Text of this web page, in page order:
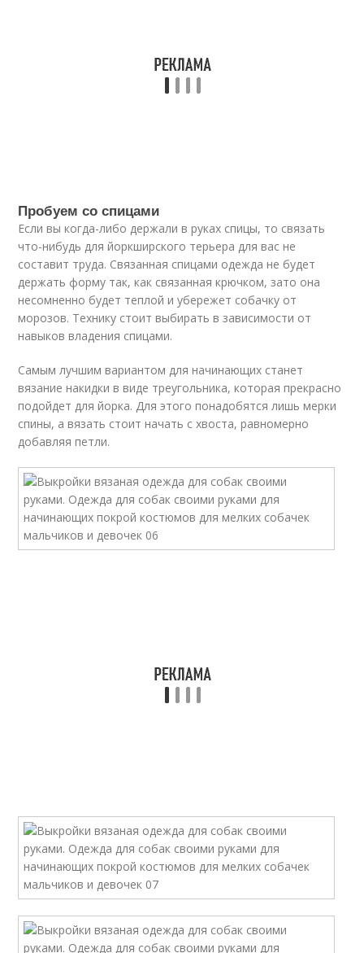
Пробуем со спицами
Если вы когда-либо держали в руках спицы, то связать
что-нибудь для йоркширского терьера для вас не
составит труда. Связанная спицами одежда не будет
держать форму так, как связанная крючком, зато она
несомненно будет теплой и убережет собачку от
морозов. Технику стоит выбирать в зависимости от
навыков владения спицами.
Самым лучшим вариантом для начинающих станет
вязание накидки в виде треугольника, которая прекрасно
подойдет для йорка. Для этого понадобятся лишь мерки
спины, а вязать стоит начать с хвоста, равномерно
добавляя петли.